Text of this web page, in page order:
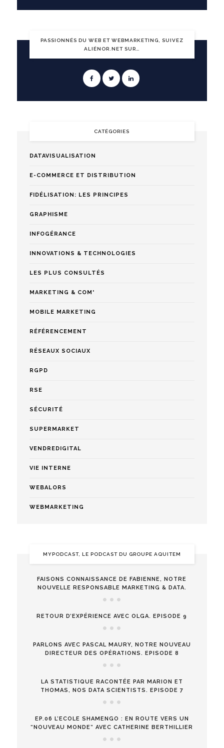
PASSIONNÉS DU WEB ET WEBMARKETING, SUIVEZ
ALIÉNOR.NET SUR…
CATÉGORIES
DATAVISUALISATION
E-COMMERCE ET DISTRIBUTION
FIDÉLISATION: LES PRINCIPES
GRAPHISME
INFOGÉRANCE
INNOVATIONS & TECHNOLOGIES
LES PLUS CONSULTÉS
MARKETING & COM'
MOBILE MARKETING
RÉFÉRENCEMENT
RÉSEAUX SOCIAUX
RGPD
RSE
SÉCURITÉ
SUPERMARKET
VENDREDIGITAL
VIE INTERNE
WEBALORS
WEBMARKETING
MYPODCAST, LE PODCAST DU GROUPE AQUITEM
FAISONS CONNAISSANCE DE FABIENNE, NOTRE
NOUVELLE RESPONSABLE MARKETING & DATA.
RETOUR D’EXPÉRIENCE AVEC OLGA. EPISODE 9
PARLONS AVEC PASCAL MAURY, NOTRE NOUVEAU
DIRECTEUR DES OPÉRATIONS. EPISODE 8
LA STATISTIQUE RACONTÉE PAR MARION ET
THOMAS, NOS DATA SCIENTISTS. EPISODE 7
EP.06 L’ECOLE SHAMENGO : EN ROUTE VERS UN
“NOUVEAU MONDE” AVEC CATHERINE BERTHILLIER